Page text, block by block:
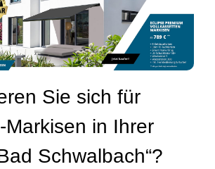
Sie sich für
Markisen in Ihrer
Schwalbach“?